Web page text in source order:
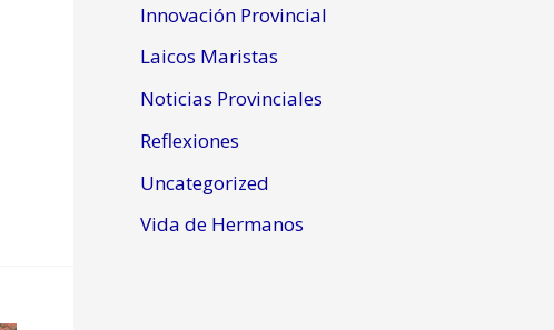
Innovación Provincial
Laicos Maristas
Noticias Provinciales
Reflexiones
Uncategorized
Vida de Hermanos